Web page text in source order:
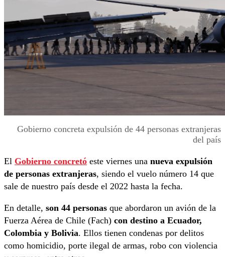
Gobierno concreta expulsión de 44 personas extranjeras
del país
El Gobierno concretó este viernes una nueva expulsión
de personas extranjeras, siendo el vuelo número 14 que
sale de nuestro país desde el 2022 hasta la fecha.
En detalle, son 44 personas que abordaron un avión de la
Fuerza Aérea de Chile (Fach) con destino a Ecuador,
Colombia y Bolivia. Ellos tienen condenas por delitos
como homicidio, porte ilegal de armas, robo con violencia